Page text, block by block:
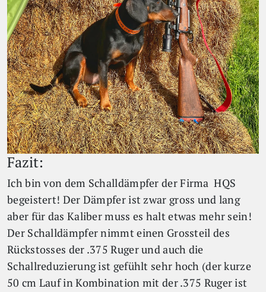
Fazit:
Ich bin von dem Schalldämpfer der Firma HQS
begeistert! Der Dämpfer ist zwar gross und lang
aber für das Kaliber muss es halt etwas mehr sein!
Der Schalldämpfer nimmt einen Grossteil des
Rückstosses der .375 Ruger und auch die
Schallreduzierung ist gefühlt sehr hoch (der kurze
50 cm Lauf in Kombination mit der .375 Ruger ist